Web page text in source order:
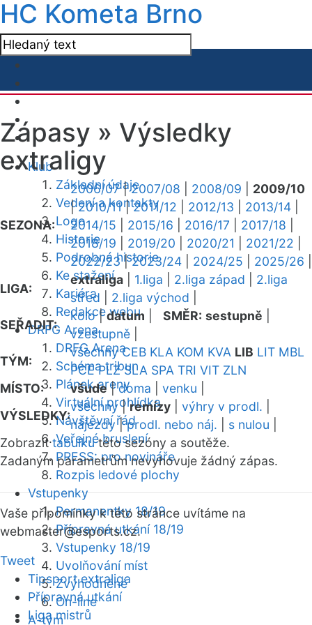
HC Kometa Brno
Klub
Základní údaje
Vedení a kontakty
Logo
Historie
Podrobná historie
Ke stažení
Kariéra
Redakce webu
DRFG Arena
DRFG Arena
Schéma tribun
Plánek areny
Virtuální prohlídka
Návštěvní řád
Veřejné bruslení
PRESS: pro novináře
Rozpis ledové plochy
Vstupenky
Permanentky 18/19
Přípravná utkání 18/19
Vstupenky 18/19
Uvolňování míst
Zvýhodněné
On-line
A-tým
Zápasy » Výsledky
extraligy
SEZONA:
2006/07|2007/08 2008/09
2009/10
|2010/11|2011/12 2012/13 2013/14
2014/15
2015/16 2016/17 2017/18
2018/19
2019/20 2020/21 2021/22
2022/23|2023/24 2024/25 2025/26
LIGA:
extraliga 1.liga 2.liga západ
2.liga
střed
2.liga východ
SEŘADIT:
kolo|datum SMĚR: sestupně
vzestupně
TÝM:
všechny CEB KLA KOM KVA LIB LIT MBL
PCE PLZ SLA SPA TRI VIT ZLN
MÍSTO:
všude|doma venku
VÝSLEDKY:
všechny|remízy výhry v prodl.
nájezdy|prodl. nebo náj. s nulou
Zobrazittabulkutéto sezóny a soutěže.
Zadaným parametrům nevyhovuje žádný zápas.
Vaše připomínky k této stránce uvítáme na
webmaster@esports.cz.
Tweet
Tipsport extraliga
Přípravná utkání
Liga mistrů